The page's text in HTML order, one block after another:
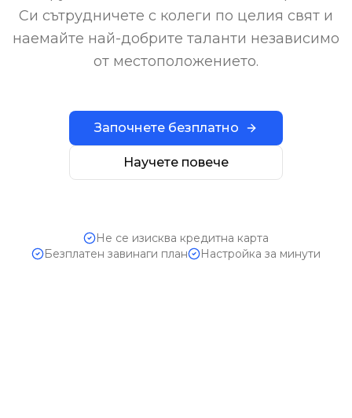
Си сътрудничете с колеги по целия свят и
наемайте най-добрите таланти независимо
от местоположението.
Започнете безплатно
Научете повече
Не се изисква кредитна карта
Безплатен завинаги план
Настройка за минути